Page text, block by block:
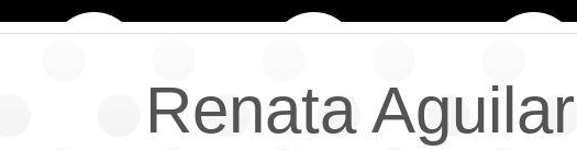
Renata Aguilar